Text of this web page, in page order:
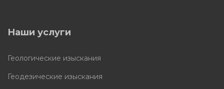
Наши услуги
Геологические изыскания
Геодезические изыскания